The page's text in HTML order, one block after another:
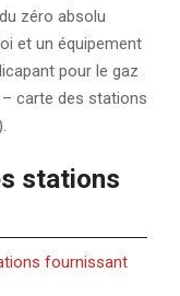
zéro absolu
et un équipement
pour le gaz
carte des stations
stations
fournissant